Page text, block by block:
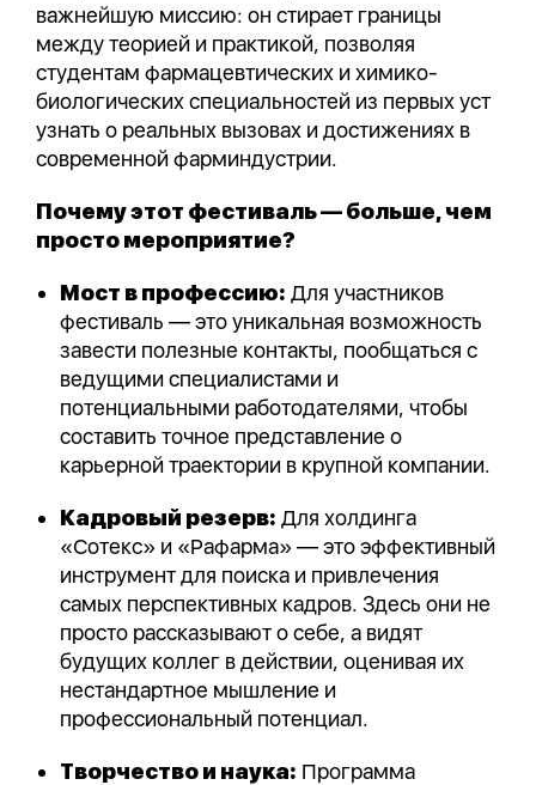
важнейшую миссию: он стирает границы
между теорией и практикой, позволяя
студентам фармацевтических и химико-
биологических специальностей из первых уст
узнать о реальных вызовах и достижениях в
современной фарминдустрии.
Почему этот фестиваль — больше, чем
просто мероприятие?
Мост в профессию: Для участников
фестиваль — это уникальная возможность
завести полезные контакты, пообщаться с
ведущими специалистами и
потенциальными работодателями, чтобы
составить точное представление о
карьерной траектории в крупной компании.
Кадровый резерв: Для холдинга
«Сотекс» и «Рафарма» — это эффективный
инструмент для поиска и привлечения
самых перспективных кадров. Здесь они не
просто рассказывают о себе, а видят
будущих коллег в действии, оценивая их
нестандартное мышление и
профессиональный потенциал.
Творчество и наука: Программа